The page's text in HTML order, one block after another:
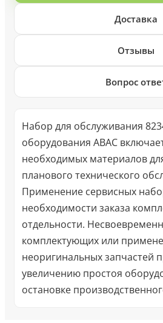
Доставка
Отзывы
Вопрос
Набор для обслуживания
оборудования ABAC
необходимых материалов
планового технического
Применение сервисных
необходимости заказа
отдельности.
комплектующих или
неоригинальных запчастей
увеличению простоя
остановке